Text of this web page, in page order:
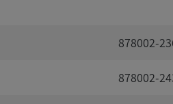
878002-
878002-